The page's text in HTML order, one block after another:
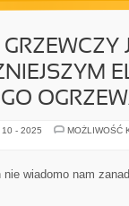
10 - 2025
MOŻLIWOŚĆ
wiadomo nam